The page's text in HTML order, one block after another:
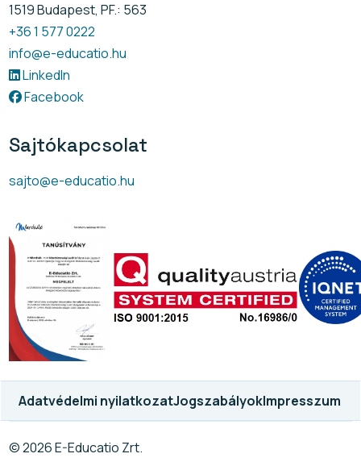
1519 Budapest, PF.: 563
+36 1 577 0222
info@e-educatio.hu
LinkedIn
Facebook
Sajtókapcsolat
sajto@e-educatio.hu
Adatvédelmi nyilatkozatJogszabályokImpresszum
© 2026 E-Educatio Zrt.